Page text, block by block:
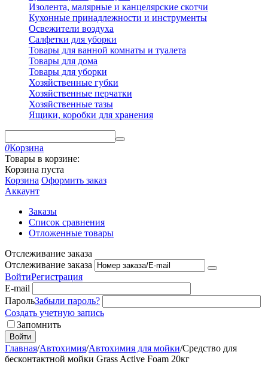
Изолента, малярные и канцелярские скотчи
Кухонные принадлежности и инструменты
Освежители воздуха
Салфетки для уборки
Товары для ванной комнаты и туалета
Товары для дома
Товары для уборки
Хозяйственные губки
Хозяйственные перчатки
Хозяйственные тазы
Ящики, коробки для хранения
0Корзина
Товары в корзине:
Корзина пуста
Корзина Оформить заказ
Аккаунт
Заказы
Список сравнения
Отложенные товары
Отслеживание заказа
Отслеживание заказа
ВойтиРегистрация
E-mail
ПарольЗабыли пароль?
Создать учетную запись
Запомнить
Войти
Главная/Автохимия/Автохимия для мойки/Cредство для
бесконтактной мойки Grass Active Foam 20кг